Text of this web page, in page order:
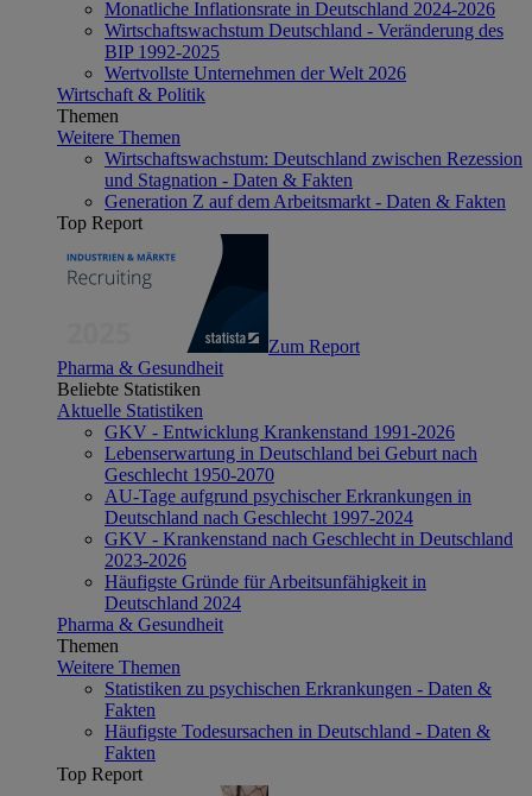
Monatliche Inflationsrate in Deutschland 2024-2026
Wirtschaftswachstum Deutschland - Veränderung des
BIP 1992-2025
Wertvollste Unternehmen der Welt 2026
Wirtschaft & Politik
Themen
Weitere Themen
Wirtschaftswachstum: Deutschland zwischen Rezession
und Stagnation - Daten & Fakten
Generation Z auf dem Arbeitsmarkt - Daten & Fakten
Top Report
Zum Report
Pharma & Gesundheit
Beliebte Statistiken
Aktuelle Statistiken
GKV - Entwicklung Krankenstand 1991-2026
Lebenserwartung in Deutschland bei Geburt nach
Geschlecht 1950-2070
AU-Tage aufgrund psychischer Erkrankungen in
Deutschland nach Geschlecht 1997-2024
GKV - Krankenstand nach Geschlecht in Deutschland
2023-2026
Häufigste Gründe für Arbeitsunfähigkeit in
Deutschland 2024
Pharma & Gesundheit
Themen
Weitere Themen
Statistiken zu psychischen Erkrankungen - Daten &
Fakten
Häufigste Todesursachen in Deutschland - Daten &
Fakten
Top Report